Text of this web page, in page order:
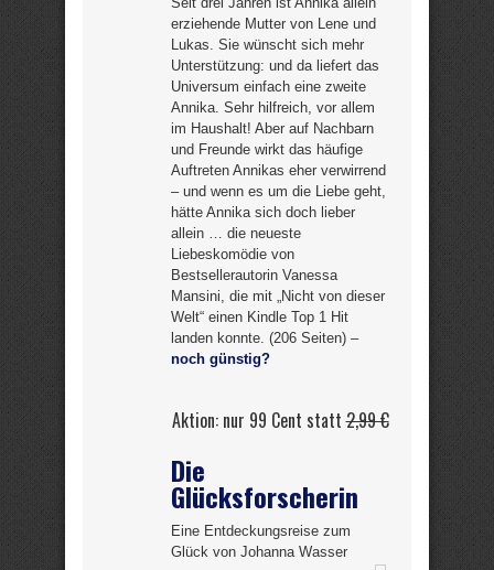
erziehende Mutter von Lene und
Lukas. Sie wünscht sich mehr
Unterstützung: und da liefert das
Universum einfach eine zweite
Annika. Sehr hilfreich, vor allem
im Haushalt! Aber auf Nachbarn
und Freunde wirkt das häufige
Auftreten Annikas eher verwirrend
– und wenn es um die Liebe geht,
hätte Annika sich doch lieber
allein … die neueste
Liebeskomödie von
Bestsellerautorin Vanessa
Mansini, die mit „Nicht von dieser
Welt“ einen Kindle Top 1 Hit
landen konnte. (206 Seiten) –
noch günstig?
Aktion: nur 99 Cent statt2,99 €
Die
Glücksforscherin
Eine Entdeckungsreise zum
Glück von Johanna Wasser